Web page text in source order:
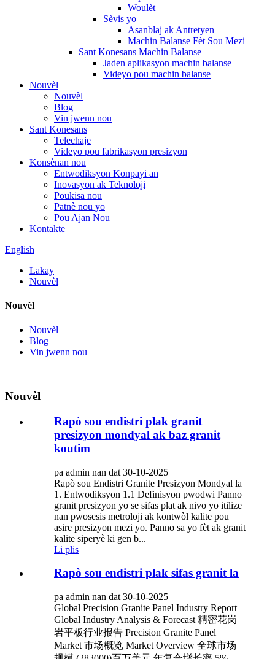
Woulèt
Sèvis yo
Asanblaj ak Antretyen
Machin Balanse Fèt Sou Mezi
Sant Konesans Machin Balanse
Jaden aplikasyon machin balanse
Videyo pou machin balanse
Nouvèl
Nouvèl
Blog
Vin jwenn nou
Sant Konesans
Telechaje
Videyo pou fabrikasyon presizyon
Konsènan nou
Entwodiksyon Konpayi an
Inovasyon ak Teknoloji
Poukisa nou
Patnè nou yo
Pou Ajan Nou
Kontakte
English
Lakay
Nouvèl
Nouvèl
Nouvèl
Blog
Vin jwenn nou
Nouvèl
Rapò sou endistri plak granit
presizyon mondyal ak baz granit
koutim
pa admin nan dat 30-10-2025
Rapò sou Endistri Granite Presizyon Mondyal la
1. Entwodiksyon 1.1 Definisyon pwodwi Panno
granit presizyon yo se sifas plat ak nivo yo itilize
nan pwosesis metroloji ak kontwòl kalite pou
asire presizyon mezi yo. Panno sa yo fèt ak granit
kalite siperyè ki gen b...
Li plis
Rapò sou endistri plak sifas granit la
pa admin nan dat 30-10-2025
Global Precision Granite Panel Industry Report
Global Industry Analysis & Forecast 精密花岗
岩平板行业报告 Precision Granite Panel
Market 市场概览 Market Overview 全球市场